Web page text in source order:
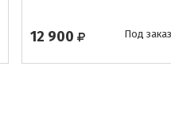
12 900 Под заказ